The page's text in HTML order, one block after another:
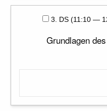
3. DS (11:10 —
Grundlagen